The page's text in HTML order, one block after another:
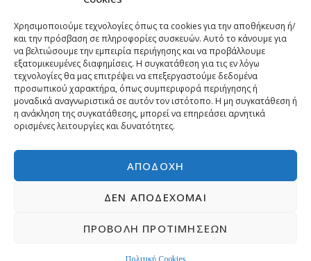
Χρησιμοποιούμε τεχνολογίες όπως τα cookies για την αποθήκευση ή/
και την πρόσβαση σε πληροφορίες συσκευών. Αυτό το κάνουμε για
να βελτιώσουμε την εμπειρία περιήγησης και να προβάλλουμε
εξατομικευμένες διαφημίσεις. Η συγκατάθεση για τις εν λόγω
τεχνολογίες θα μας επιτρέψει να επεξεργαστούμε δεδομένα
προσωπικού χαρακτήρα, όπως συμπεριφορά περιήγησης ή
μοναδικά αναγνωριστικά σε αυτόν τον ιστότοπο. Η μη συγκατάθεση ή
η ανάκληση της συγκατάθεσης, μπορεί να επηρεάσει αρνητικά
ορισμένες λειτουργίες και δυνατότητες.
ΑΠΟΔΟΧΉ
ΔΕΝ ΑΠΟΔΈΧΟΜΑΙ
ΠΡΟΒΟΛΉ ΠΡΟΤΙΜΉΣΕΩΝ
Πολιτική Cookies
Copyright © 2026 | Developed byPr-om.gr
ΠΟΛΙΤΙΚΗ ΑΠΟΡΡΗΤΟΥΕΠΙΚΟΙΝΩΝΙΑ